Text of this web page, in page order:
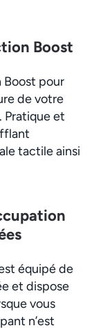
Boost
Boost pour
de votre
Pratique et
tactile ainsi
équipé de
et dispose
vous
n’est